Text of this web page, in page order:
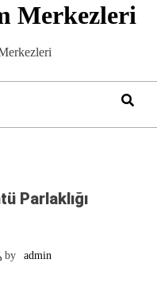
Merkezleri
Parlaklığı
by admin